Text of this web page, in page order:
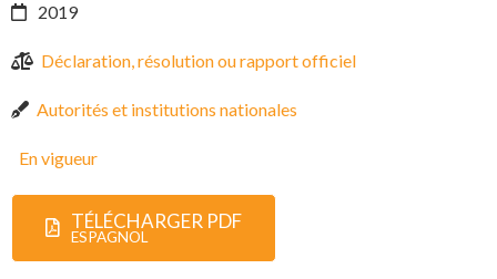
2019
Déclaration, résolution ou rapport officiel
Autorités et institutions nationales
En vigueur
TÉLÉCHARGER PDF
ESPAGNOL